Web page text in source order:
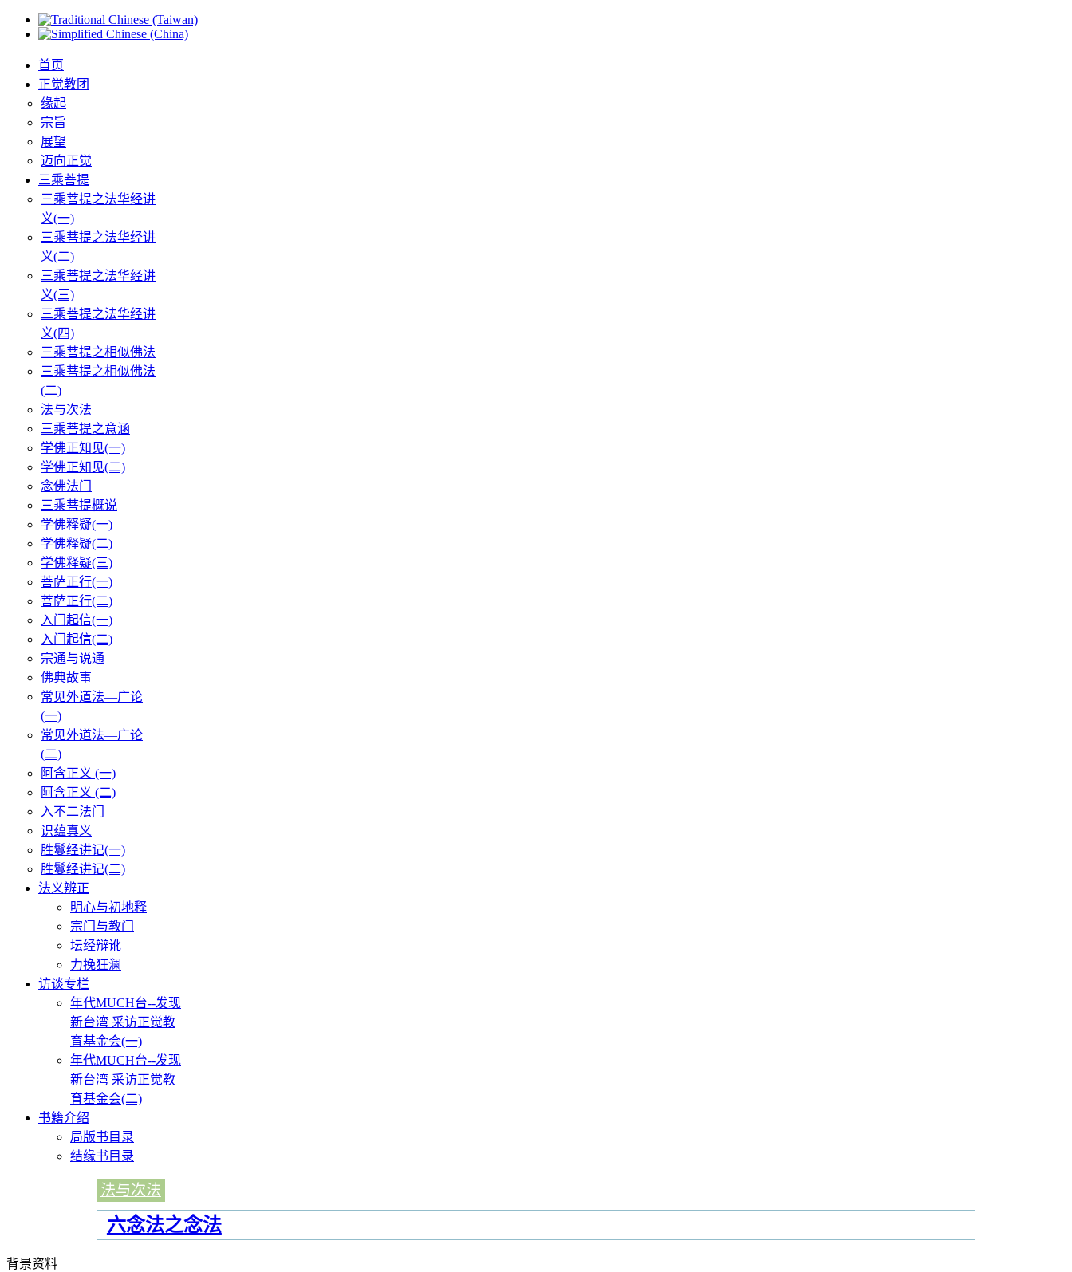
首页
正觉教团
缘起
宗旨
展望
迈向正觉
三乘菩提
三乘菩提之法华经讲
义(一)
三乘菩提之法华经讲
义(二)
三乘菩提之法华经讲
义(三)
三乘菩提之法华经讲
义(四)
三乘菩提之相似佛法
三乘菩提之相似佛法
(二)
法与次法
三乘菩提之意涵
学佛正知见(一)
学佛正知见(二)
念佛法门
三乘菩提概说
学佛释疑(一)
学佛释疑(二)
学佛释疑(三)
菩萨正行(一)
菩萨正行(二)
入门起信(一)
入门起信(二)
宗通与说通
佛典故事
常见外道法—广论
(一)
常见外道法—广论
(二)
阿含正义 (一)
阿含正义 (二)
入不二法门
识蕴真义
胜鬘经讲记(一)
胜鬘经讲记(二)
法义辨正
明心与初地释
宗门与教门
坛经辩讹
力挽狂澜
访谈专栏
年代MUCH台--发现
新台湾 采访正觉教
育基金会(一)
年代MUCH台--发现
新台湾 采访正觉教
育基金会(二)
书籍介绍
局版书目录
结缘书目录
法与次法
六念法之念法
背景资料